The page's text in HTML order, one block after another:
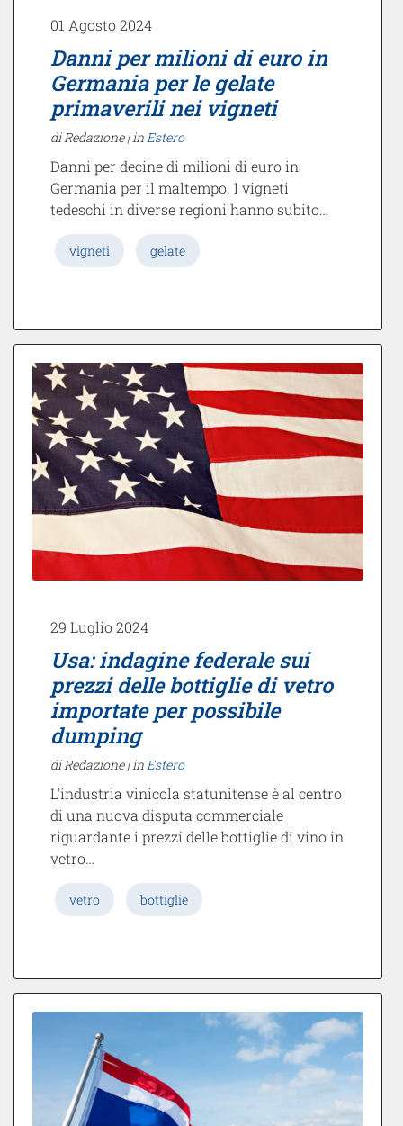
01 Agosto 2024
Danni per milioni di euro in
Germania per le gelate
primaverili nei vigneti
di Redazione |inEstero
Danni per decine di milioni di euro in
Germania per il maltempo. I vigneti
tedeschi in diverse regioni hanno subito…
vigneti gelate
29 Luglio 2024
Usa: indagine federale sui
prezzi delle bottiglie di vetro
importate per possibile
dumping
di Redazione |inEstero
L'industria vinicola statunitense è al centro
di una nuova disputa commerciale
riguardante i prezzi delle bottiglie di vino in
vetro…
vetro bottiglie